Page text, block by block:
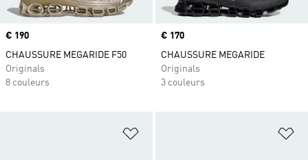
Prix
€ 190
CHAUSSURE MEGARIDE F50
Originals
8 couleurs
Prix
€ 170
CHAUSSURE MEGARIDE
Originals
3 couleurs
Ajouter à la Liste de produits